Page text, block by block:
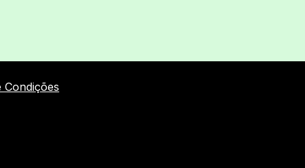
Condições